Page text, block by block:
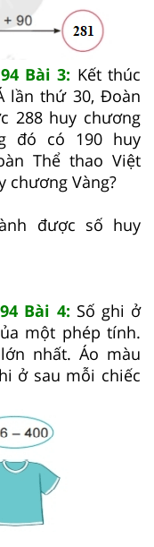
Bài 3: Kết thúc
lần thứ 30, Đoàn
288 huy chương
đó có 190 huy
Thể thao Việt
chương Vàng?
được số huy
Bài 4: Số ghi ở
một phép tính.
nhất. Áo màu
ở sau mỗi chiếc